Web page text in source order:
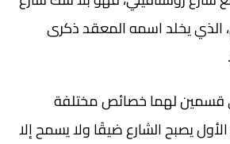
الذي يخلد اسمه المعقد ذكرى
قسمين لهما خصائص مختلفة
يصبح الشارع ضيقًا ولا يسمح إلا